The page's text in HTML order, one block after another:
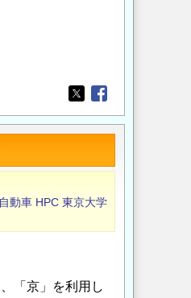
Opens in a new
Opens in a new
自動車 HPC 東京大学
「京」を利用し